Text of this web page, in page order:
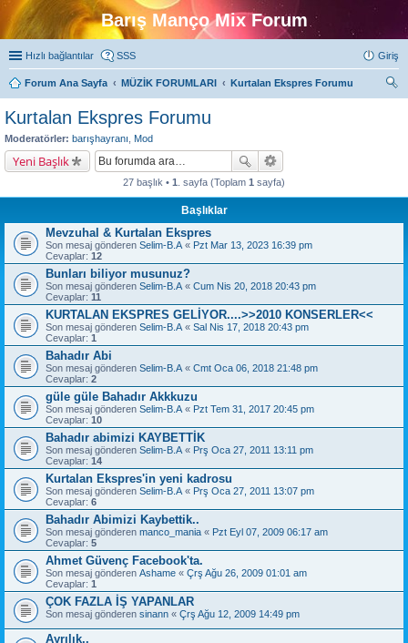
Barış Manço Mix Forum
Hızlı bağlantılar SSS Giriş
Forum Ana Sayfa MÜZİK FORUMLARI
Kurtalan Ekspres Forumu
Kurtalan Ekspres Forumu
Moderatörler: barışhayranı Mod
Yeni Başlık
27 başlık • 1 . sayfa (Toplam 1 sayfa)
Başlıklar
Mevzuhal & Kurtalan Ekspres
Son mesaj gönderen Selim-B.A « Pzt Mar 13, 2023 16:39 pm
Cevaplar: 12
Bunları biliyor musunuz?
Son mesaj gönderen Selim-B.A « Cum Nis 20, 2018 20:43 pm
Cevaplar: 11
KURTALAN EKSPRES GELİYOR....>>2010 KONSERLER<<
Son mesaj gönderen Selim-B.A « Sal Nis 17, 2018 20:43 pm
Cevaplar: 1
Bahadır Abi
Son mesaj gönderen Selim-B.A « Cmt Oca 06, 2018 21:48 pm
Cevaplar: 2
güle güle Bahadır Akkkuzu
Son mesaj gönderen Selim-B.A « Pzt Tem 31, 2017 20:45 pm
Cevaplar: 10
Bahadır abimizi KAYBETTİK
Son mesaj gönderen Selim-B.A « Prş Oca 27, 2011 13:11 pm
Cevaplar: 14
Kurtalan Ekspres'in yeni kadrosu
Son mesaj gönderen Selim-B.A « Prş Oca 27, 2011 13:07 pm
Cevaplar: 6
Bahadır Abimizi Kaybettik..
Son mesaj gönderen manco_mania « Pzt Eyl 07, 2009 06:17 am
Cevaplar: 5
Ahmet Güvenç Facebook'ta.
Son mesaj gönderen Ashame « Çrş Ağu 26, 2009 01:01 am
Cevaplar: 1
ÇOK FAZLA İŞ YAPANLAR
Son mesaj gönderen sinann « Çrş Ağu 12, 2009 14:49 pm
Ayrılık..